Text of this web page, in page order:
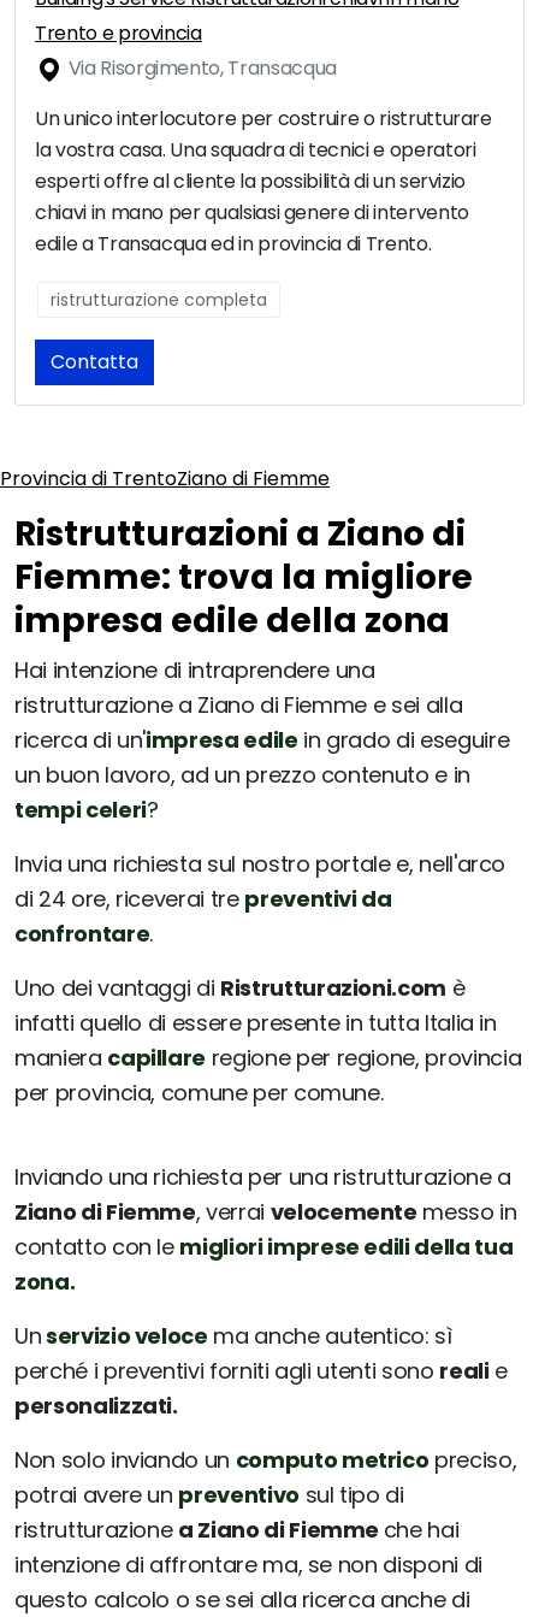
Trento e provincia
Via Risorgimento, Transacqua
Un unico interlocutore per costruire o ristrutturare
la vostra casa. Una squadra di tecnici e operatori
esperti offre al cliente la possibilità di un servizio
chiavi in mano per qualsiasi genere di intervento
edile a Transacqua ed in provincia di Trento.
ristrutturazione completa
Contatta
Provincia di TrentoZiano di Fiemme
Ristrutturazioni a Ziano di
Fiemme: trova la migliore
impresa edile della zona
Hai intenzione di intraprendere una
ristrutturazione a Ziano di Fiemme e sei alla
ricerca di un'impresa edile in grado di eseguire
un buon lavoro, ad un prezzo contenuto e in
tempi celeri?
Invia una richiesta sul nostro portale e, nell'arco
di 24 ore, riceverai tre preventivi da
confrontare.
Uno dei vantaggi di Ristrutturazioni.com è
infatti quello di essere presente in tutta Italia in
maniera capillare regione per regione, provincia
per provincia, comune per comune.
Inviando una richiesta per una ristrutturazione a
Ziano di Fiemme, verrai velocemente messo in
contatto con le migliori imprese edili della tua
zona.
Unservizio veloce ma anche autentico: sì
perché i preventivi forniti agli utenti sono realie
personalizzati.
Non solo inviando un computo metrico preciso,
potrai avere un preventivo sul tipo di
ristrutturazione a Ziano di Fiemme che hai
intenzione di affrontare ma, se non disponi di
questo calcolo o se sei alla ricerca anche di